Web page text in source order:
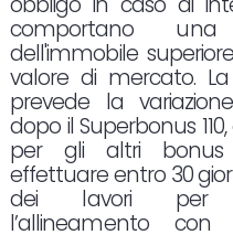
comportano una
dell'immobile
valore di mercato.
prevede la
dopo il Superbonus
per gli altri bonus
effettuare entro 30
dei lavori per
l’allineamento